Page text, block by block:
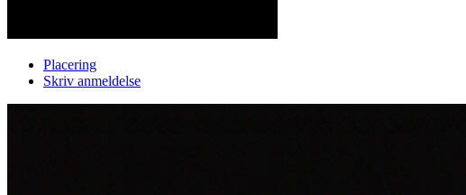
Placering
Skriv anmeldelse